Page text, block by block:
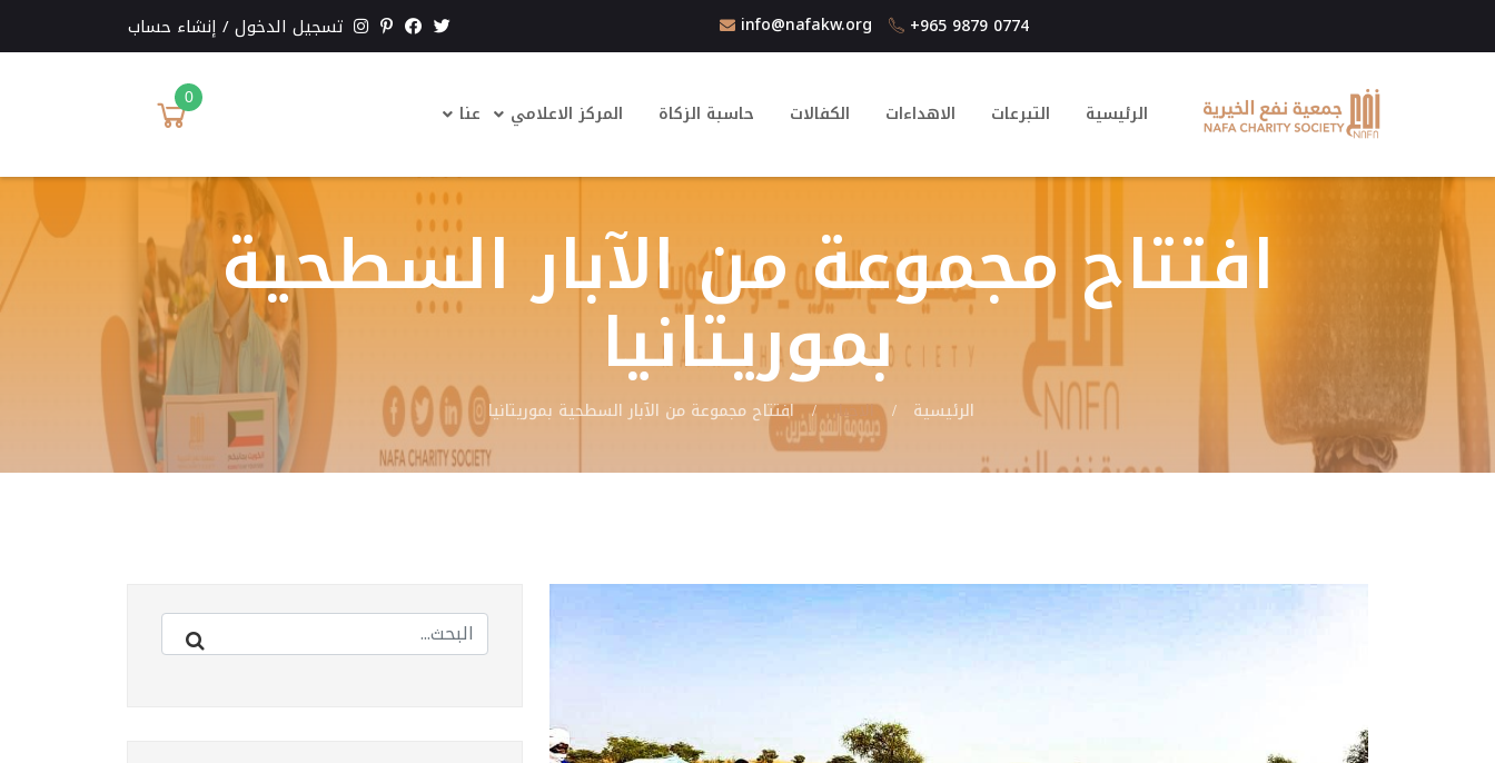
‎+965 9879 0774
info@nafakw.org تسجيل الدخول/ إنشاء حساب
الرئيسية التبرعات الاهداءات الكفالات حاسبة الزكاة المركز الاعلامي عنا
0
افتتاح مجموعة من الآبار السطحية
بموريتانيا
الرئيسية الاخبار افتتاح مجموعة من الآبار السطحية بموريتانيا